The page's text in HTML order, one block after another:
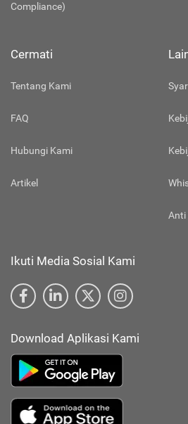
Compliance)
Cermati
Tentang Kami
FAQ
Hubungi Kami
Artikel
Anti
Ikuti Media Sosial Kami
Download Aplikasi Kami